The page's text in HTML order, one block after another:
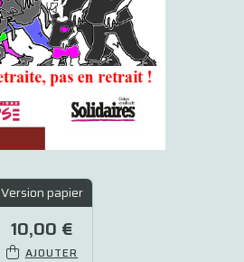
Version papier
10,00 €
AJOUTER